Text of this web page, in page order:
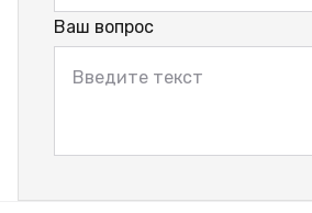
Ваш вопрос